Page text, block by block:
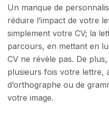
Un manque de
réduire l’impact de votre
simplement votre CV; la
parcours, en mettant en
CV ne révèle pas. De
plusieurs fois votre lettre,
d’orthographe ou de
votre image.